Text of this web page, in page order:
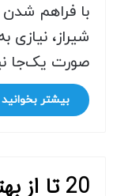
با فراهم شدن
شیراز، نیازی
صورت یک‌جا
بیشتر
20 تا